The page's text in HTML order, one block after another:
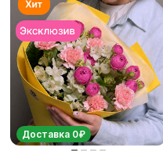
Доставка 0₽